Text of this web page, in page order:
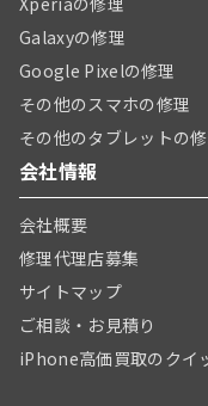
Galaxyの修理
Google Pixelの修理
その他のスマホの修理
その他のタブレットの
会社情報
会社概要
修理代理店募集
サイトマップ
ご相談・お見積り
iPhone高価買取のクイ